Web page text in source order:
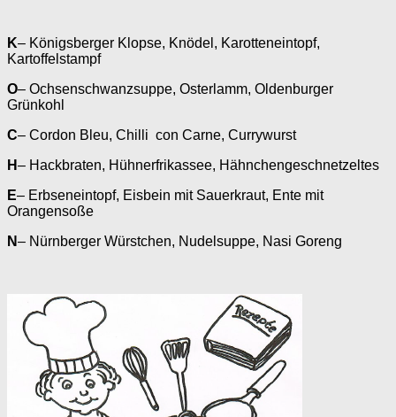
K– Königsberger Klopse, Knödel, Karotteneintopf,
Kartoffelstampf
O– Ochsenschwanzsuppe, Osterlamm, Oldenburger
Grünkohl
C– Cordon Bleu, Chilli con Carne, Currywurst
H– Hackbraten, Hühnerfrikassee, Hähnchengeschnetzeltes
E– Erbseneintopf, Eisbein mit Sauerkraut, Ente mit
Orangensoße
N– Nürnberger Würstchen, Nudelsuppe, Nasi Goreng